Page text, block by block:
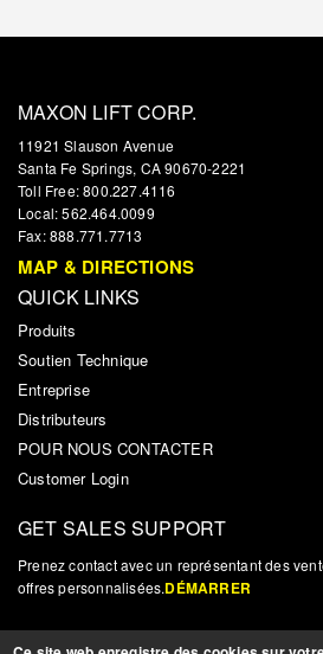
MAXON LIFT CORP.
11921 Slauson Avenue
Santa Fe Springs, CA 90670-2221
Toll Free: 800.227.4116
Local: 562.464.0099
Fax: 888.771.7713
MAP & DIRECTIONS
QUICK LINKS
Produits
Soutien Technique
Entreprise
Distributeurs
POUR NOUS CONTACTER
Customer Login
GET SALES SUPPORT
Prenez contact avec un représentant des
offres personnalisées.DÉMARRER
NOUVELLES ET MISES À JOUR